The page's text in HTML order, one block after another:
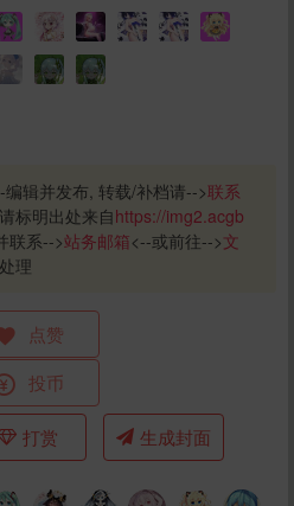
编辑并发布, 转载/补档请-->联系
标明出处来自https://img2.acgb
联系-->站务邮箱<--或前往-->文
理
点赞
投币
打赏 生成封面